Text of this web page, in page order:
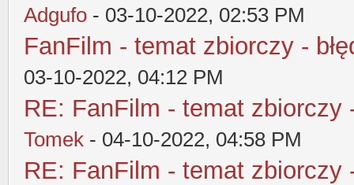
Adgufo - 03-10-2022, 02:53 PM
FanFilm - temat zbiorczy -
03-10-2022, 04:12 PM
RE: FanFilm - temat zbiorczy
Tomek - 04-10-2022, 04:58 PM
RE: FanFilm - temat zbiorczy